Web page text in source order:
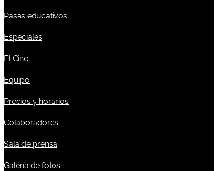
Pases educativos
Especiales
El Cine
Equipo
Precios y horarios
Colaboradores
Sala de prensa
Galería de fotos